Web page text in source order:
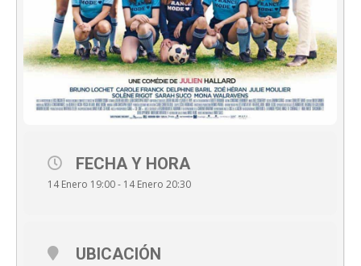
FECHA Y HORA
14 Enero 19:00 - 14 Enero 20:30
UBICACIÓN